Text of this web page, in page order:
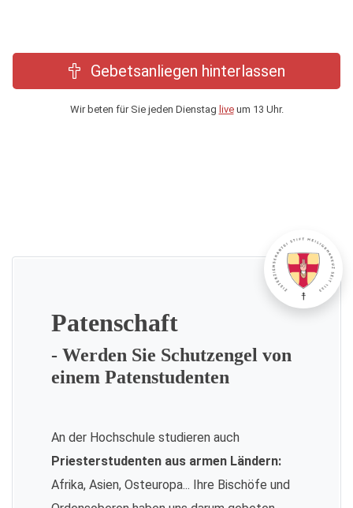
Gebetsanliegen hinterlassen
Wir beten für Sie jeden Dienstag liveum 13 Uhr.
Patenschaft
- Werden Sie Schutzengel von
einem Patenstudenten
An der Hochschule studieren auch
Priesterstudenten aus armen Ländern:
Afrika, Asien, Osteuropa... Ihre Bischöfe und